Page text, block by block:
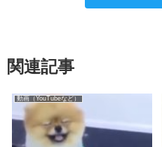
関連記事
動画（YouTubeなど）